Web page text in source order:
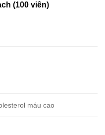
(100 viên)
máu cao